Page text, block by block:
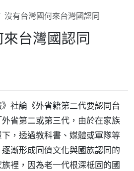
沒有台灣國何來台灣國認同
台灣國認同
社論《外省籍第二代要認同台
省第二或第三代，由於在家族
，透過教科書、媒體或軍隊等
漸形成同儕文化與國族認同的
裡，因為老一代根深柢固的國